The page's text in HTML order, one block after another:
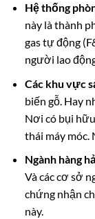
Hệ thống
này là thành
gas tự động
người lao
Các khu vực
biến gỗ. Hay
Nơi có bụi
thái máy móc.
Ngành hàng
Và các cơ sở
chứng nhận
này.